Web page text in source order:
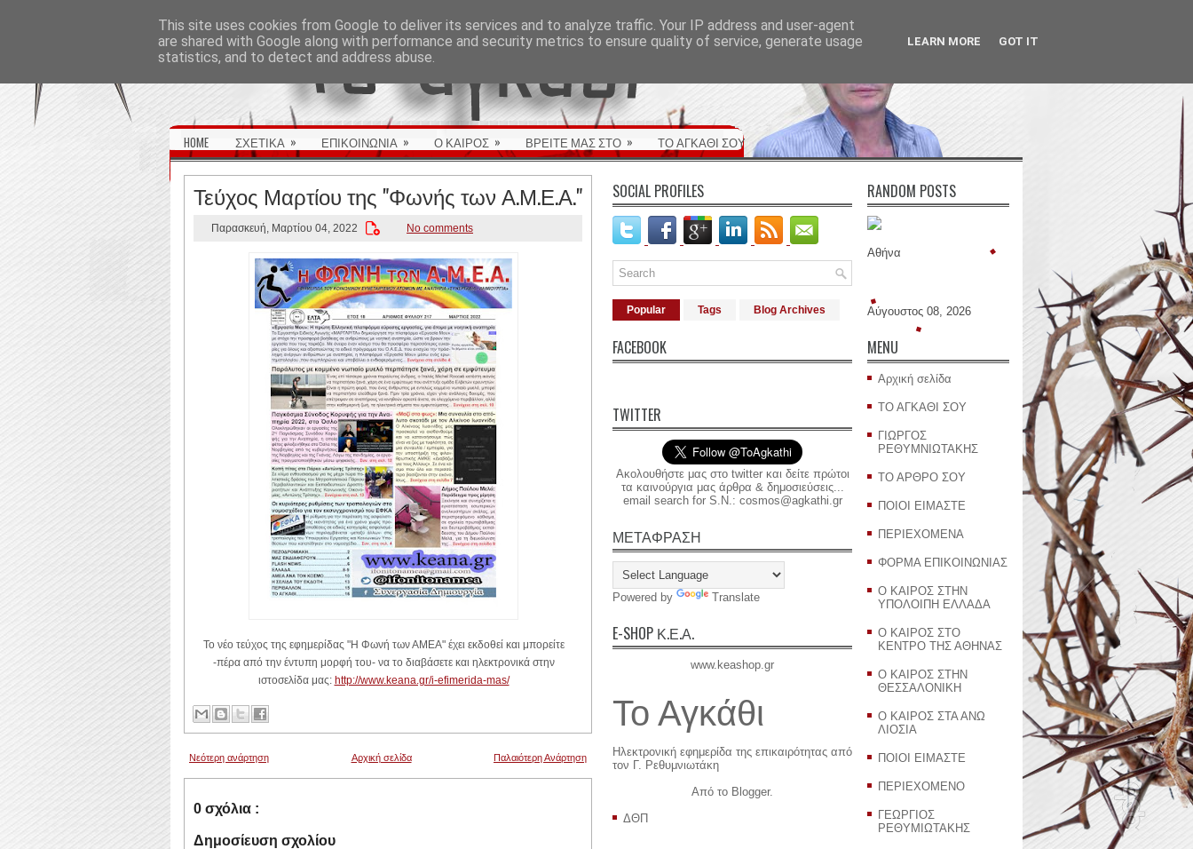
HOME ΣΧΕΤΙΚΑ » ΕΠΙΚΟΙΝΩΝΙΑ » Ο ΚΑΙΡΟΣ » ΒΡΕΙΤΕ ΜΑΣ ΣΤΟ » ΤΟ ΑΓΚΑΘΙ ΣΟΥ
Τεύχος Μαρτίου της "Φωνής των Α.Μ.Ε.Α."
Παρασκευή, Μαρτίου 04, 2022 No comments
Το νέο τεύχος της εφημερίδας "Η Φωνή των ΑΜΕΑ" έχει εκδοθεί και μπορείτε
-πέρα από την έντυπη μορφή του- να το διαβάσετε και ηλεκτρονικά στην
ιστοσελίδα μας: http://www.keana.gr/i-efimerida-mas/
Νεότερη ανάρτηση Παλαιότερη Ανάρτηση
Αρχική σελίδα
0 σχόλια :
Δημοσίευση σχολίου
SOCIAL PROFILES
Popular Tags Blog Archives
FACEBOOK
TWITTER
Ακολουθήστε μας στο twitter και δείτε πρώτοι
τα καινούργια μας άρθρα & δημοσιεύσεις...
email search for S.N.: cosmos@agkathi.gr
ΜΕΤΑΦΡΑΣΗ
Powered by Translate
E-SHOP Κ.Ε.Α.
www.keashop.gr
Το Αγκάθι
Ηλεκτρονική εφημερίδα της επικαιρότητας από
τον Γ. Ρεθυμνιωτάκη
Από το Blogger.
ΔΘΠ
RANDOM POSTS
Αθήνα
Αύγουστος 08, 2026
MENU
Αρχική σελίδα
ΤΟ ΑΓΚΑΘΙ ΣΟΥ
ΓΙΩΡΓΟΣ
ΡΕΘΥΜΝΙΩΤΑΚΗΣ
ΤΟ ΑΡΘΡΟ ΣΟΥ
ΠΟΙΟΙ ΕΙΜΑΣΤΕ
ΠΕΡΙΕΧΟΜΕΝΑ
ΦΟΡΜΑ ΕΠΙΚΟΙΝΩΝΙΑΣ
Ο ΚΑΙΡΟΣ ΣΤΗΝ
ΥΠΟΛΟΙΠΗ ΕΛΛΑΔΑ
Ο ΚΑΙΡΟΣ ΣΤΟ
ΚΕΝΤΡΟ ΤΗΣ ΑΘΗΝΑΣ
Ο ΚΑΙΡΟΣ ΣΤΗΝ
ΘΕΣΣΑΛΟΝΙΚΗ
Ο ΚΑΙΡΟΣ ΣΤΑ ΑΝΩ
ΛΙΟΣΙΑ
ΠΟΙΟΙ ΕΙΜΑΣΤΕ
ΠΕΡΙΕΧΟΜΕΝΟ
ΓΕΩΡΓΙΟΣ
ΡΕΘΥΜΙΩΤΑΚΗΣ
This site uses cookies from Google to deliver its services and to analyze traffic. Your IP address and user-agent
are shared with Google along with performance and security metrics to ensure quality of service, generate usage
statistics, and to detect and address abuse.
LEARN MORE GOT IT